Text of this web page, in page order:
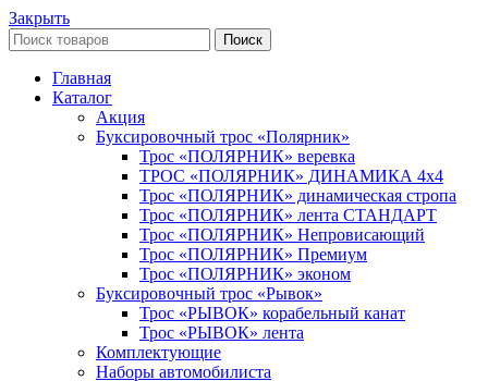
Закрыть
Поиск
Главная
Каталог
Акция
Буксировочный трос «Полярник»
Трос «ПОЛЯРНИК» веревка
ТРОС «ПОЛЯРНИК» ДИНАМИКА 4х4
Трос «ПОЛЯРНИК» динамическая стропа
Трос «ПОЛЯРНИК» лента СТАНДАРТ
Трос «ПОЛЯРНИК» Непровисающий
Трос «ПОЛЯРНИК» Премиум
Трос «ПОЛЯРНИК» эконом
Буксировочный трос «Рывок»
Трос «РЫВОК» корабельный канат
Трос «РЫВОК» лента
Комплектующие
Наборы автомобилиста